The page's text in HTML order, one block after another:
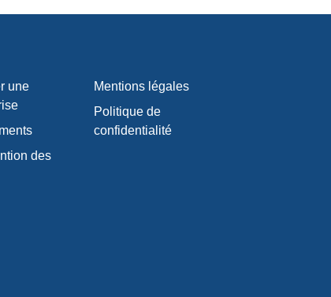
une
des
Mentions légales
Politique de
confidentialité